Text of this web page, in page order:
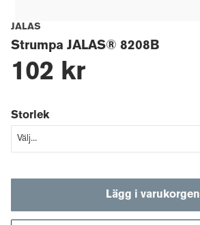
JALAS
Strumpa JALAS® 8208B
102 kr
Storlek
Lägg i varukorgen